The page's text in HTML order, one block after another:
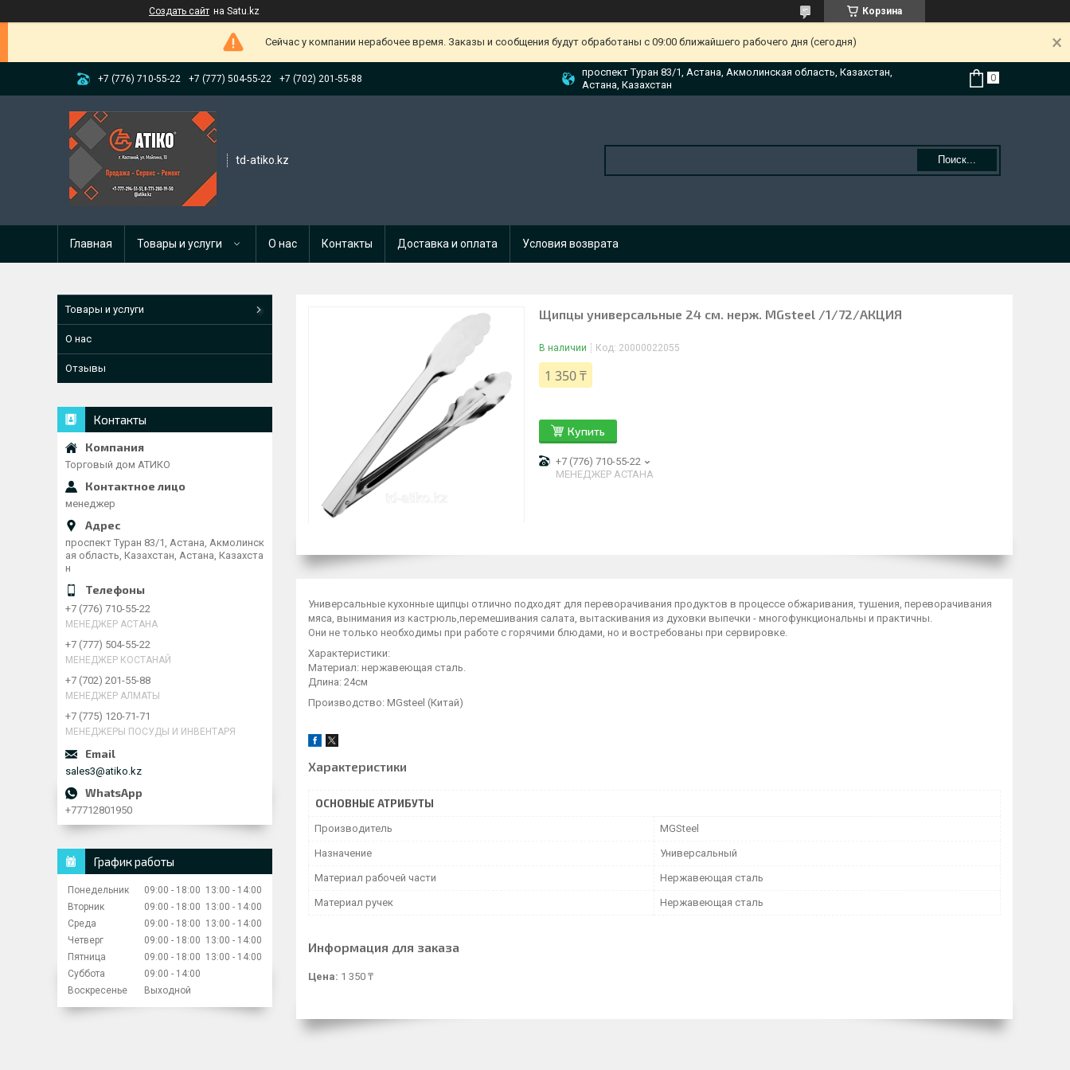
Создать сайт на Satu.kz Корзина
Сейчас у компании нерабочее время. Заказы и сообщения будут обработаны с 09:00 ближайшего рабочего дня (сегодня)
+7 (776) 710-55-22 +7 (777) 504-55-22 +7 (702) 201-55-88
проспект Туран 83/1, Астана, Акмолинская область, Казахстан,
Астана, Казахстан
td-atiko.kz Поиск...
Главная Товары и услуги О нас Контакты Доставка и оплата Условия возврата
Щипцы универсальные 24 см. нерж. MGsteel /1/72/АКЦИЯ
В наличии Код: 20000022055
1 350 ₸
Купить
+7 (776) 710-55-22
МЕНЕДЖЕР АСТАНА
Универсальные кухонные щипцы отлично подходят для переворачивания продуктов в процессе обжаривания, тушения, переворачивания
мяса, вынимания из кастрюль,перемешивания салата, вытаскивания из духовки выпечки - многофункциональны и практичны.
Они не только необходимы при работе с горячими блюдами, но и востребованы при сервировке.
Характеристики:
Материал: нержавеющая сталь.
Длина: 24см
Производство: MGsteel (Китай)
Характеристики
ОСНОВНЫЕ АТРИБУТЫ
Производитель MGSteel
Назначение Универсальный
Материал рабочей части Нержавеющая сталь
Материал ручек Нержавеющая сталь
Информация для заказа
Цена: 1 350 ₸
Товары и услуги
О нас
Отзывы
Контакты
Торговый дом АТИКО
менеджер
проспект Туран 83/1, Астана, Акмолинск
ая область, Казахстан, Астана, Казахста
н
+7 (776) 710-55-22
МЕНЕДЖЕР АСТАНА
+7 (777) 504-55-22
МЕНЕДЖЕР КОСТАНАЙ
+7 (702) 201-55-88
МЕНЕДЖЕР АЛМАТЫ
+7 (775) 120-71-71
МЕНЕДЖЕРЫ ПОСУДЫ И ИНВЕНТАРЯ
sales3@atiko.kz
+77712801950
График работы
Понедельник 09:00 18:00 13:00
14:00
Вторник
09:00 18:00 13:00
14:00
Среда
09:00 18:00 13:00
14:00
Четверг
09:00 18:00 13:00
14:00
Пятница
09:00 18:00 13:00
14:00
Суббота
09:00
14:00
Воскресенье
Выходной